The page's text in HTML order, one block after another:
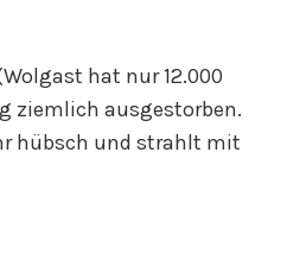
hat nur 12.000
ziemlich ausgestorben.
hübsch und strahlt mit